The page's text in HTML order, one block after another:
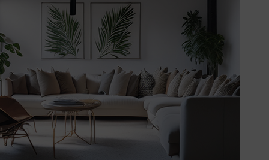
disponibles
Añadir al carrito
Comprar ya
to wishlist